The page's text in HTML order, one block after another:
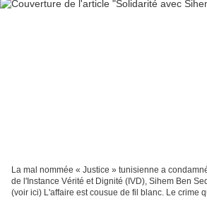
La mal nommée « Justice » tunisienne a
de l'Instance Vérité et Dignité (IVD), Sihem Ben
(voir ici) L'affaire est cousue de fil blanc. Le crime